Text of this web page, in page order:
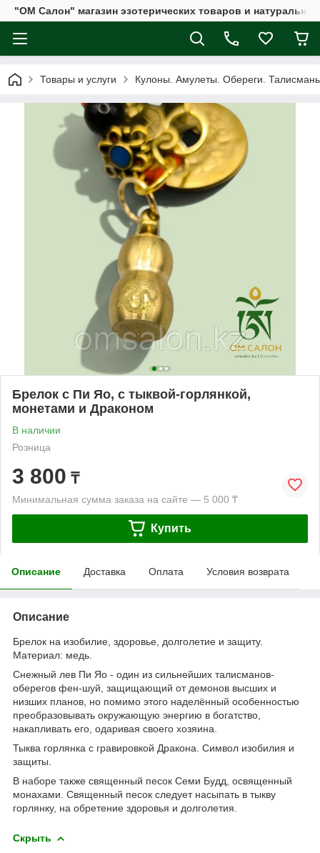
"ОМ Салон" магазин эзотерических товаров и
Товары и услуги Кулоны. Амулеты. Обереги.
Брелок с Пи Яо, с тыквой-горлянкой,
монетами и Драконом
В наличии
Розница
3 800 ₸
Минимальная сумма заказа на сайте — 5 000 ₸
Купить
Описание Доставка Оплата Условия возврата
Описание
Брелок на изобилие, здоровье, долголетие и защиту.
Материал: медь.
Снежный лев Пи Яо - один из сильнейших талисманов-
оберегов фен-шуй, защищающий от демонов высших и
низших планов, но помимо этого наделённый особенностью
преобразовывать окружающую энергию в богатство,
накапливать его, одаривая своего хозяина.
Тыква горлянка с гравировкой Дракона. Символ изобилия и
защиты.
В наборе также священный песок Семи Будд, освященный
монахами. Священный песок следует насыпать в тыкву
горлянку, на обретение здоровья и долголетия.
Скрыть